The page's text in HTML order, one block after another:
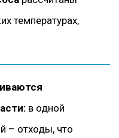
температурах,
в одной
– отходы, что